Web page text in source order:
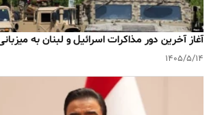
آغاز آخرین دور مذاکرات اسرائیل و لبنان به
۱۴۰۵/۵/۱۴